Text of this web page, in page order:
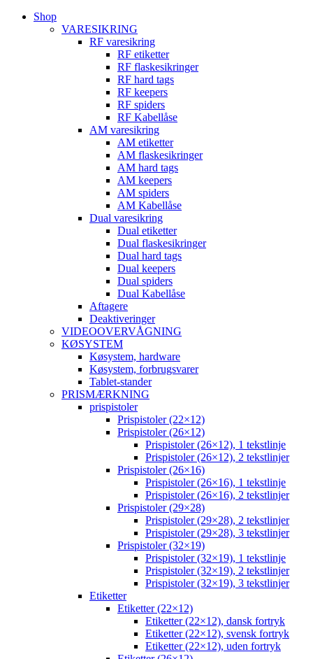
Shop
VARESIKRING
RF varesikring
RF etiketter
RF flaskesikringer
RF hard tags
RF keepers
RF spiders
RF Kabellåse
AM varesikring
AM etiketter
AM flaskesikringer
AM hard tags
AM keepers
AM spiders
AM Kabellåse
Dual varesikring
Dual etiketter
Dual flaskesikringer
Dual hard tags
Dual keepers
Dual spiders
Dual Kabellåse
Aftagere
Deaktiveringer
VIDEOOVERVÅGNING
KØSYSTEM
Køsystem, hardware
Køsystem, forbrugsvarer
Tablet-stander
PRISMÆRKNING
prispistoler
Prispistoler (22×12)
Prispistoler (26×12)
Prispistoler (26×12), 1 tekstlinje
Prispistoler (26×12), 2 tekstlinjer
Prispistoler (26×16)
Prispistoler (26×16), 1 tekstlinje
Prispistoler (26×16), 2 tekstlinjer
Prispistoler (29×28)
Prispistoler (29×28), 2 tekstlinjer
Prispistoler (29×28), 3 tekstlinjer
Prispistoler (32×19)
Prispistoler (32×19), 1 tekstlinje
Prispistoler (32×19), 2 tekstlinjer
Prispistoler (32×19), 3 tekstlinjer
Etiketter
Etiketter (22×12)
Etiketter (22×12), dansk fortryk
Etiketter (22×12), svensk fortryk
Etiketter (22×12), uden fortryk